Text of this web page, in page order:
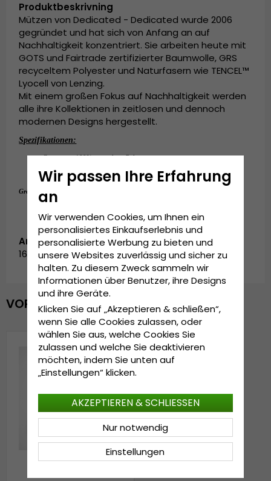
Produktbeskrivning
Mützen von Dedicated - Dedicated wurde 2006
gegründet und hat sich von Anfang an auf
Nachhaltigkeit konzentriert. Sie arbeiten heute mit
GOTS und Fairtrade zertifizierter Baumwolle, GRS
recyceltem Polyester und Naturfasern wie TENCEL™
Lyocell von Lenzing.
Mit einem großen Fokus auf Nachhaltigkeit werden
alle ihre Kollektionen in zeitlosen und dennoch
modernen Designs hergestellt.
Spezifikationen:
Canvas aus 100% recyceltem Polyester.
Grösseninformationen:
Artikelnummer:
16417.lightgrey
VOR KURZEM ANGESEHEN
Wir passen Ihre Erfahrung
an
Wir verwenden Cookies, um Ihnen ein
personalisiertes Einkaufserlebnis und
personalisierte Werbung zu bieten und
unsere Websites zuverlässig und sicher zu
halten. Zu diesem Zweck sammeln wir
Informationen über Benutzer, ihre Designs
und ihre Geräte.
Klicken Sie auf „Akzeptieren & schließen“,
wenn Sie alle Cookies zulassen, oder
wählen Sie aus, welche Cookies Sie
zulassen und welche Sie deaktivieren
möchten, indem Sie unten auf
„Einstellungen“ klicken.
Einstellungen
Nur notwendig
AKZEPTIEREN & SCHLIESSEN